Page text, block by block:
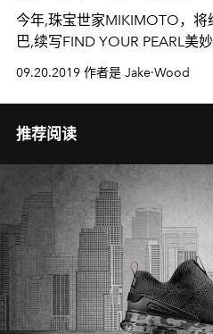
今年,珠宝世家MIKIMOTO，
巴,续写FIND YOUR PEARL美妙
09.20.2019 作者是 Jake·Wood
推荐阅读